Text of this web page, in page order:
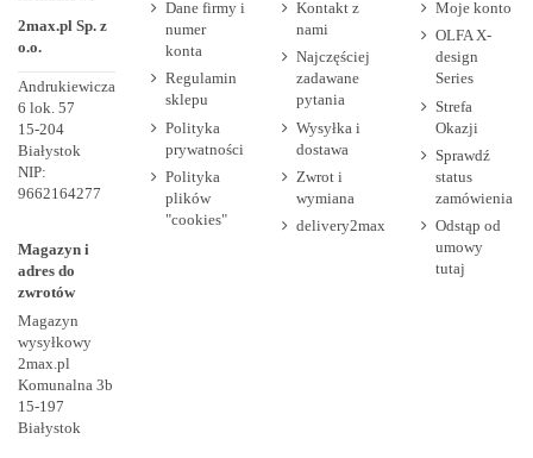
2max.pl Sp. z
o.o.
Andrukiewicza
6 lok. 57
15-204
Białystok
NIP:
9662164277
Magazyn i
adres do
zwrotów
Magazyn
wysyłkowy
2max.pl
Komunalna 3b
15-197
Białystok
Dane firmy i
numer
konta
Regulamin
sklepu
Polityka
prywatności
Polityka
plików
"cookies"
Kontakt z
nami
Najczęściej
zadawane
pytania
Wysyłka i
dostawa
Zwrot i
wymiana
delivery2max
Moje konto
OLFA X-
design
Series
Strefa
Okazji
Sprawdź
status
zamówienia
Odstąp od
umowy
tutaj